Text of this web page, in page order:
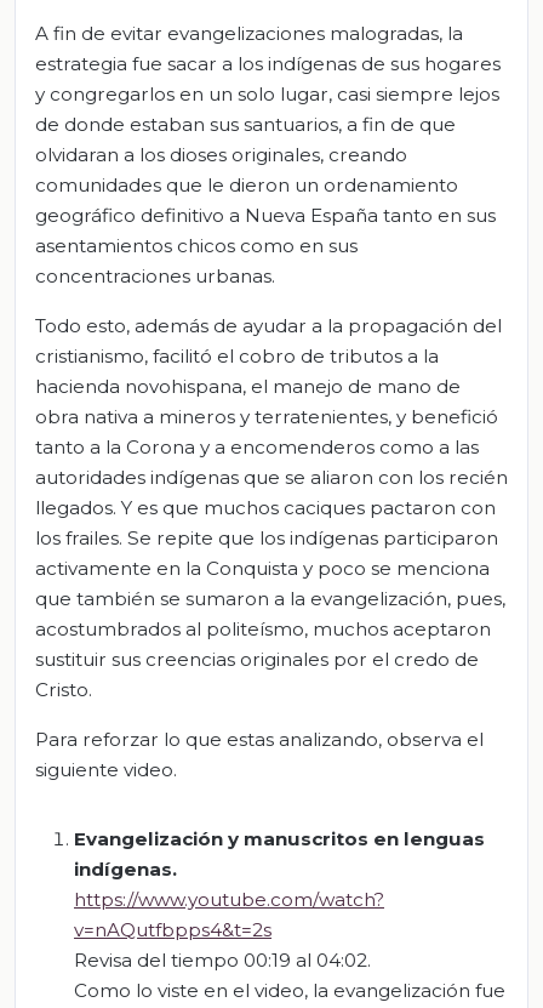
A fin de evitar evangelizaciones malogradas, la
estrategia fue sacar a los indígenas de sus hogares
y congregarlos en un solo lugar, casi siempre lejos
de donde estaban sus santuarios, a fin de que
olvidaran a los dioses originales, creando
comunidades que le dieron un ordenamiento
geográfico definitivo a Nueva España tanto en sus
asentamientos chicos como en sus
concentraciones urbanas.
Todo esto, además de ayudar a la propagación del
cristianismo, facilitó el cobro de tributos a la
hacienda novohispana, el manejo de mano de
obra nativa a mineros y terratenientes, y benefició
tanto a la Corona y a encomenderos como a las
autoridades indígenas que se aliaron con los recién
llegados. Y es que muchos caciques pactaron con
los frailes. Se repite que los indígenas participaron
activamente en la Conquista y poco se menciona
que también se sumaron a la evangelización, pues,
acostumbrados al politeísmo, muchos aceptaron
sustituir sus creencias originales por el credo de
Cristo.
Para reforzar lo que estas analizando, observa el
siguiente video.
Evangelización y manuscritos en lenguas
indígenas.
https://www.youtube.com/watch?
v=nAQutfbpps4&t=2s
Revisa del tiempo 00:19 al 04:02.
Como lo viste en el video, la evangelización fue